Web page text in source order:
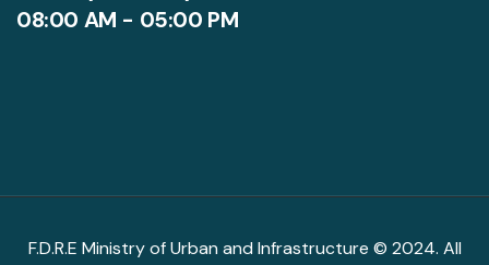
08:00 AM - 05:00 PM
F.D.R.E Ministry of Urban and Infrastructure © 2024. All